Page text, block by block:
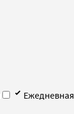
Ежедневная